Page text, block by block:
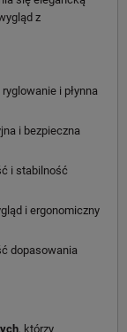
z
i płynna
i bezpieczna
i stabilność
i ergonomiczny
dopasowania
, którzy